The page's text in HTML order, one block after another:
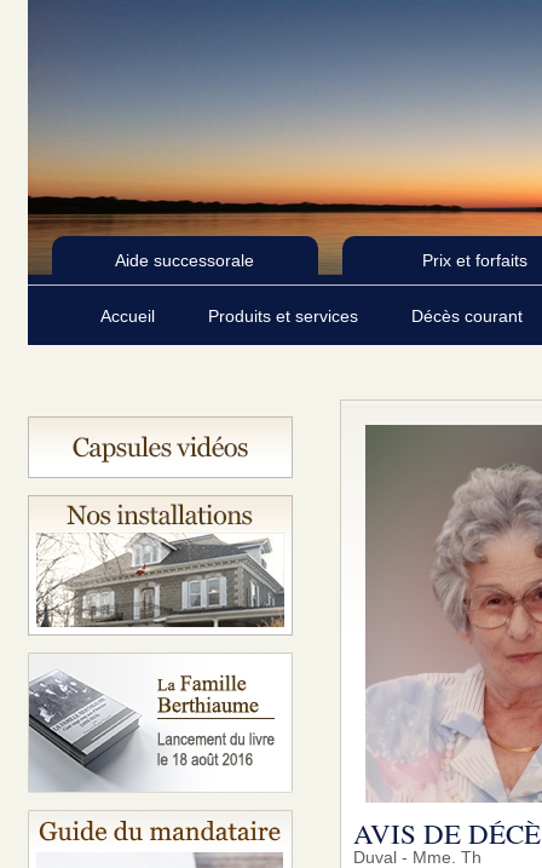
Aide successorale Prix et forfaits
Accueil Produits et services Décès courant
AVIS DE
Duval - Mme. Th